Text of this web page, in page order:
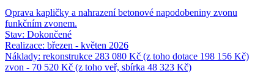
Oprava kapličky a nahrazení betonové napodobeniny zvonu
funkčním zvonem.
Stav: Dokončené
Realizace: březen - květen 2026
Náklady: rekonstrukce 283 080 Kč (z toho dotace 198 156 Kč)
zvon - 70 520 Kč (z toho veř, sbírka 48 323 Kč)